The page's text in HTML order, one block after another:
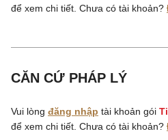
để xem chi tiết. Chưa có tài khoản?
CĂN CỨ PHÁP LÝ
Vui lòng đăng nhập tài khoản gói
để xem chi tiết. Chưa có tài khoản?